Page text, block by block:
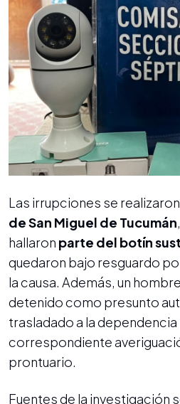
Las irrupciones se
de San Miguel de Tucumán
hallaron parte del botín
quedaron bajo resguardo
la causa. Además, un
detenido como presunto
trasladado a la
correspondiente
prontuario.
Fuentes de la investigación